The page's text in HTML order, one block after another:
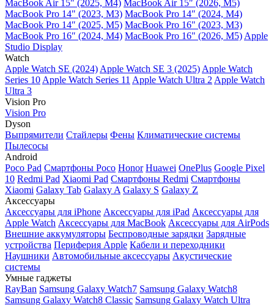
MacBook Air 15" (2025, M4) MacBook Air 15″ (2026, M5)
MacBook Pro 14" (2023, M3) MacBook Pro 14″ (2024, M4)
MacBook Pro 14″ (2025, M5) MacBook Pro 16" (2023, M3)
MacBook Pro 16″ (2024, M4) MacBook Pro 16" (2026, M5) Apple
Studio Display
Watch
Apple Watch SE (2024) Apple Watch SE 3 (2025) Apple Watch
Series 10 Apple Watch Series 11 Apple Watch Ultra 2 Apple Watch
Ultra 3
Vision Pro
Vision Pro
Dyson
Выпрямители Стайлеры Фены Климатические системы
Пылесосы
Android
Poco Pad Смартфоны Poco Honor Huawei OnePlus Google Pixel
10 Redmi Pad Xiaomi Pad Смартфоны Redmi Смартфоны
Xiaomi Galaxy Tab Galaxy A Galaxy S Galaxy Z
Аксессуары
Аксессуары для iPhone Аксессуары для iPad Аксессуары для
Apple Watch Аксессуары для MacBook Аксессуары для AirPods
Внешние аккумуляторы Беспроводные зарядки Зарядные
устройства Периферия Apple Кабели и переходники
Наушники Автомобильные аксессуары Акустические
системы
Умные гаджеты
RayBan Samsung Galaxy Watch7 Samsung Galaxy Watch8
Samsung Galaxy Watch8 Classic Samsung Galaxy Watch Ultra